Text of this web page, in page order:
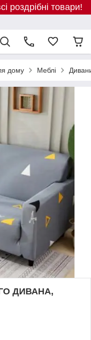
роздрібні товари!
дому Меблі
ДИВАНА,